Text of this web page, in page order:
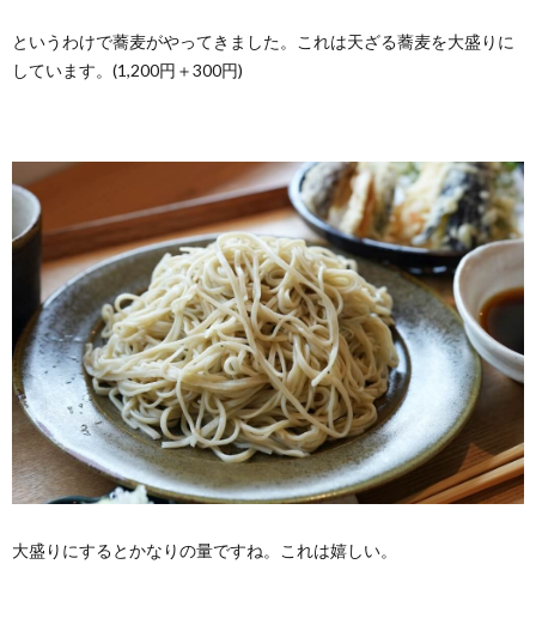
というわけで蕎麦がやってきました。これは天ざる蕎麦を大盛りに
しています。(1,200円＋300円)
大盛りにするとかなりの量ですね。これは嬉しい。